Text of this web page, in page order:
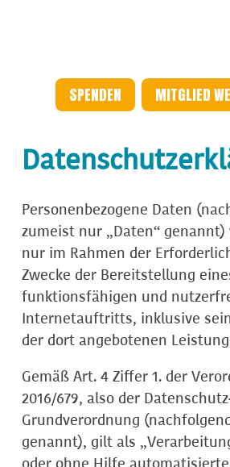
SPENDEN MITGLIED
Personenbezogene Daten
zumeist nur „Daten“
nur im Rahmen der
Zwecke der Bereitstellung
funktionsfähigen und
Internetauftritts, inklusive
der dort angebotenen
Gemäß Art. 4 Ziffer 1. der
2016/679, also der
Grundverordnung
genannt), gilt als